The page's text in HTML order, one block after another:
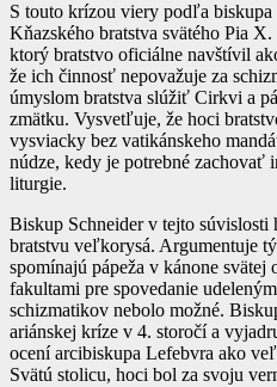
S touto krízou viery podľa biskupa
Kňazského bratstva svätého Pia
ktorý bratstvo oficiálne navštívil
že ich činnosť nepovažuje za
úmyslom bratstva slúžiť Cirkvi a
zmätku. Vysvetľuje, že hoci
vysviacky bez vatikánskeho
núdze, kedy je potrebné zachovať
liturgie.
Biskup Schneider v tejto
bratstvu veľkorysá. Argumentuje
spomínajú pápeža v kánone svätej
fakultami pre spovedanie
schizmatikov nebolo možné.
ariánskej kríze v 4. storočí a
ocení arcibiskupa Lefebvra ako
Svätú stolicu, hoci bol za svoju